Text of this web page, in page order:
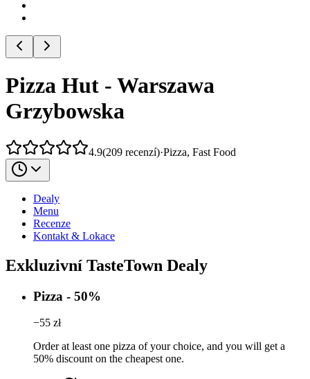
Pizza Hut - Warszawa
Grzybowska
4.9(209 recenzí)·Pizza, Fast Food
Dealy
Menu
Recenze
Kontakt & Lokace
Exkluzivní TasteTown Dealy
Pizza - 50%
−55 zł
Order at least one pizza of your choice, and you will get a
50% discount on the cheapest one.